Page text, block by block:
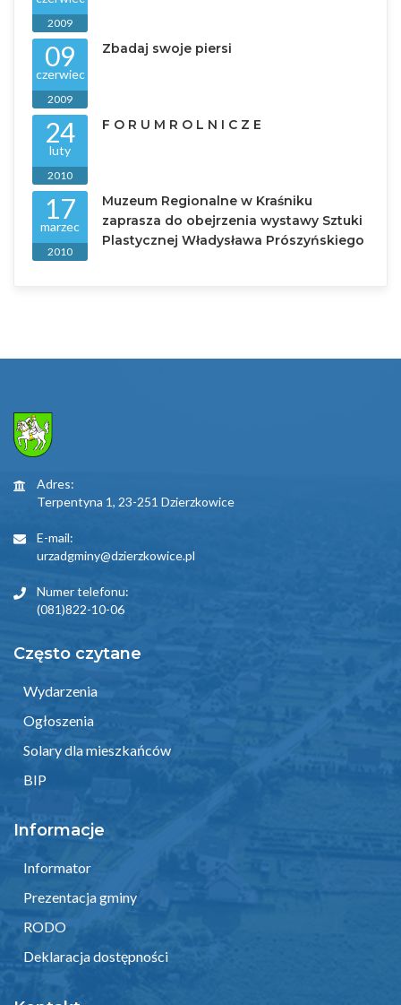
2009
09
czerwiec
2009
Zbadaj swoje piersi
24
luty
2010
F O R U M R O L N I C Z E
17
marzec
2010
Muzeum Regionalne w Kraśniku
zaprasza do obejrzenia wystawy Sztuki
Plastycznej Władysława Prószyńskiego
Adres:
Terpentyna 1, 23-251 Dzierzkowice
E-mail:
urzadgminy@dzierzkowice.pl
Numer telefonu:
(081)822-10-06
Często czytane
Wydarzenia
Ogłoszenia
Solary dla mieszkańców
BIP
Informacje
Informator
Prezentacja gminy
RODO
Deklaracja dostępności